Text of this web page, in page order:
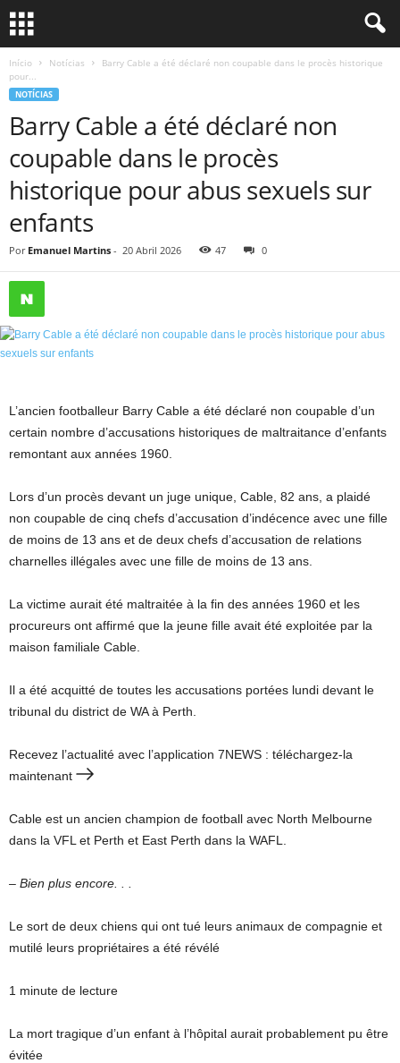
Início Notícias
Barry Cable a été déclaré non coupable dans le procès historique
pour...
NOTÍCIAS
Barry Cable a été déclaré non
coupable dans le procès
historique pour abus sexuels sur
enfants
Por Emanuel Martins - 20 Abril 2026 47 0
L’ancien footballeur Barry Cable a été déclaré non coupable d’un
certain nombre d’accusations historiques de maltraitance d’enfants
remontant aux années 1960.
Lors d’un procès devant un juge unique, Cable, 82 ans, a plaidé
non coupable de cinq chefs d’accusation d’indécence avec une fille
de moins de 13 ans et de deux chefs d’accusation de relations
charnelles illégales avec une fille de moins de 13 ans.
La victime aurait été maltraitée à la fin des années 1960 et les
procureurs ont affirmé que la jeune fille avait été exploitée par la
maison familiale Cable.
Il a été acquitté de toutes les accusations portées lundi devant le
tribunal du district de WA à Perth.
Recevez l’actualité avec l’application 7NEWS : téléchargez-la
maintenant
Cable est un ancien champion de football avec North Melbourne
dans la VFL et Perth et East Perth dans la WAFL.
– Bien plus encore. . .
Le sort de deux chiens qui ont tué leurs animaux de compagnie et
mutilé leurs propriétaires a été révélé
1 minute de lecture
La mort tragique d’un enfant à l’hôpital aurait probablement pu être
évitée